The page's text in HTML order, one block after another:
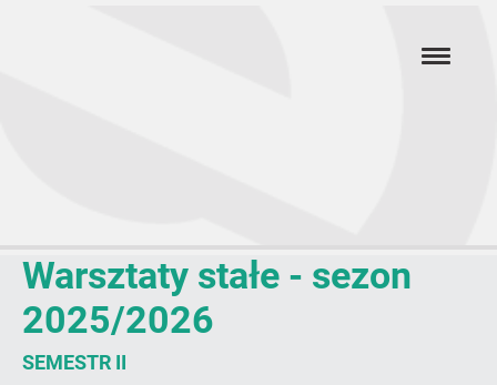
Warsztaty
stałe
Warsztaty stałe - sezon
2025/2026
SEMESTR II